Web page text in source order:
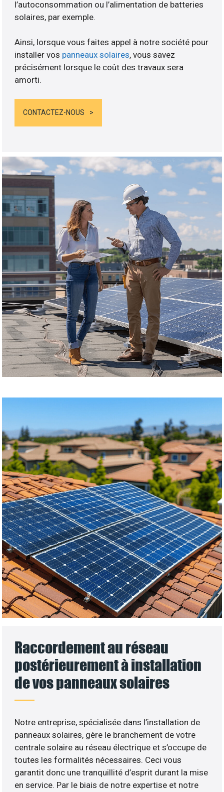
l’autoconsommation ou l’alimentation de batteries
solaires, par exemple.
Ainsi, lorsque vous faites appel à notre société pour
installer vos panneaux solaires, vous savez
précisément lorsque le coût des travaux sera
amorti.
CONTACTEZ-NOUS
Raccordement au réseau
postérieurement à installation
de vos panneaux solaires
Notre entreprise, spécialisée dans l’installation de
panneaux solaires, gère le branchement de votre
centrale solaire au réseau électrique et s’occupe de
toutes les formalités nécessaires. Ceci vous
garantit donc une tranquillité d’esprit durant la mise
en service. Par le biais de notre expertise et notre